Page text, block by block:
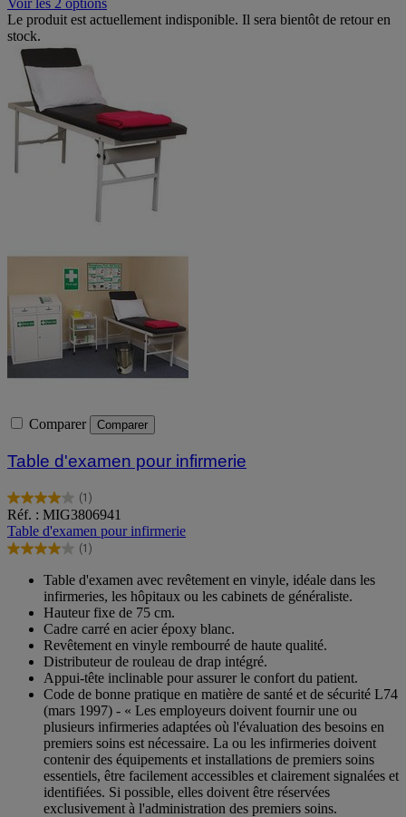
Voir les 2 options
Le produit est actuellement indisponible. Il sera bientôt de retour en
stock.
Comparer Comparer
Table d'examen pour infirmerie
(1)
4.0
sur
5
étoiles.
avis
Réf. : MIG3806941
Table d'examen pour infirmerie
(1)
4.0
étoiles.
avis
Table d'examen avec revêtement en vinyle, idéale dans les
infirmeries, les hôpitaux ou les cabinets de généraliste.
Hauteur fixe de 75 cm.
Cadre carré en acier époxy blanc.
Revêtement en vinyle rembourré de haute qualité.
Distributeur de rouleau de drap intégré.
Appui-tête inclinable pour assurer le confort du patient.
Code de bonne pratique en matière de santé et de sécurité L74
(mars 1997) - « Les employeurs doivent fournir une ou
plusieurs infirmeries adaptées où l'évaluation des besoins en
premiers soins est nécessaire. La ou les infirmeries doivent
contenir des équipements et installations de premiers soins
essentiels, être facilement accessibles et clairement signalées et
identifiées. Si possible, elles doivent être réservées
exclusivement à l'administration des premiers soins.